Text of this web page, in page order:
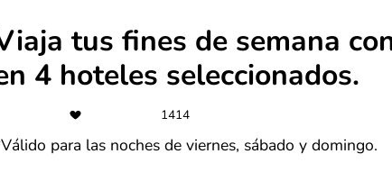
US$4
tus fines de semana
4 hoteles seleccionados.
1414
para las noches de viernes, sábado y domingo.